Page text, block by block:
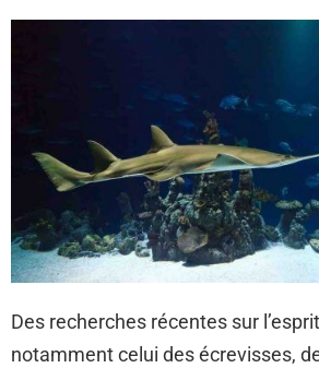
Des recherches récentes sur
notamment celui des écrevisses,